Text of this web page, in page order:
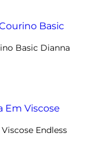
Basic Dianna
Endless